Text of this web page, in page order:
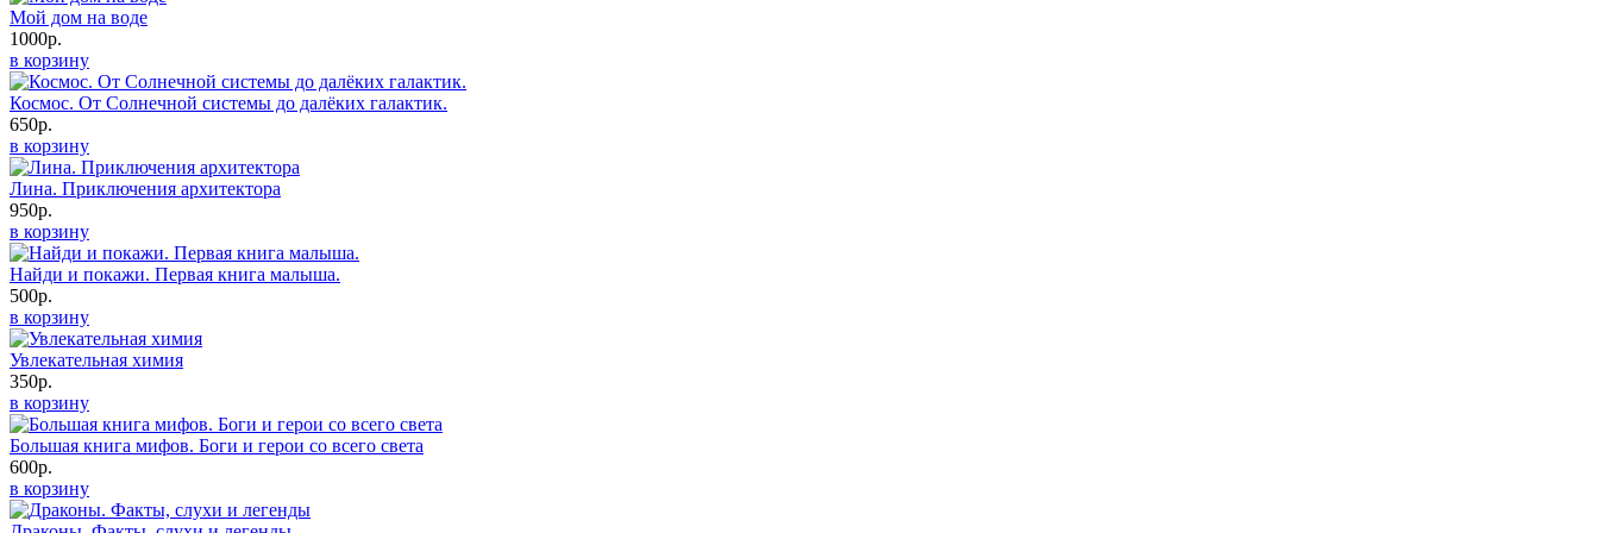
Мой дом на воде
1000р.
в корзину
Космос. От Солнечной системы до далёких галактик.
650р.
в корзину
Лина. Приключения архитектора
950р.
в корзину
Найди и покажи. Первая книга малыша.
500р.
в корзину
Увлекательная химия
350р.
в корзину
Большая книга мифов. Боги и герои со всего света
600р.
в корзину